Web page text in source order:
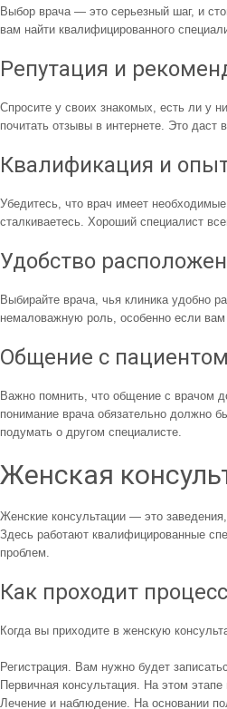
Выбор врача — это серьезный шаг, и
вам найти квалифицированного
Репутация и
Спросите у своих знакомых, есть ли у
почитать отзывы в интернете. Это
Квалификация и
Убедитесь, что врач имеет
сталкиваетесь. Хороший специалист
Удобство
Выбирайте врача, чья клиника удобно
немаловажную роль, особенно если
Общение с пациентом
Важно помнить, что общение с врачом
понимание врача обязательно должно
подумать о другом специалисте.
Женская
Женские консультации — это
Здесь работают квалифицированные
проблем.
Как проходит
Когда вы приходите в женскую
Регистрация. Вам нужно будет
Первичная консультация. На этом
Лечение и наблюдение. На основании